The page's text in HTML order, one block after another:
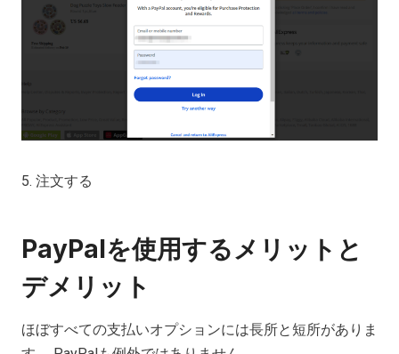
5. 注文する
PayPalを使用するメリットと
デメリット
ほぼすべての支払いオプションには長所と短所がありま